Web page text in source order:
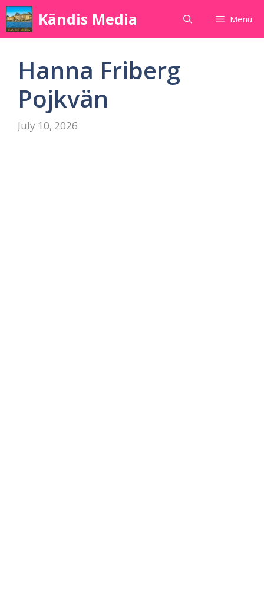
Skip
to
content
Kändis Media Menu
Hanna Friberg
Pojkvän
July 10, 2026